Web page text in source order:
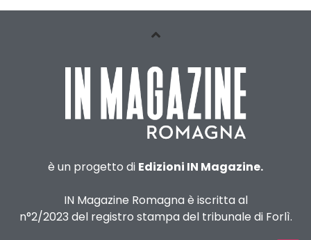
è un progetto di Edizioni IN Magazine.
IN Magazine Romagna è iscritta al
n°2/2023 del registro stampa del tribunale di Forlì.